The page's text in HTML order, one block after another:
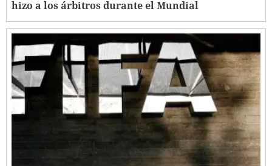
hizo a los árbitros durante el Mundial